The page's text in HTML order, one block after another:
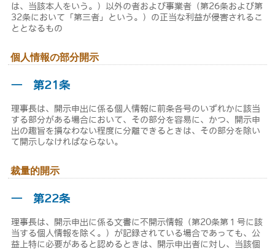
は、当該本人をいう。）以外の者および事業者（第26条および第
32条において「第三者」という。）の正当な利益が侵害されるこ
ととなるもの
個人情報の部分開示
― 第21条
理事長は、開示申出に係る個人情報に前条各号のいずれかに該当
する部分がある場合において、その部分を容易に、かつ、開示申
出の趣旨を損なわない程度に分離できるときは、その部分を除い
て開示しなければならない。
裁量的開示
― 第22条
理事長は、開示申出に係る文書に不開示情報（第20条第１号に該
当する個人情報を除く。）が記録されている場合であっても、公
益上特に必要があると認めるときは、開示申出者に対し、当該個